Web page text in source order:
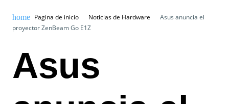
Pagina de inicio Noticias de Hardware
Asus anuncia el
proyector ZenBeam Go E1Z
Asus